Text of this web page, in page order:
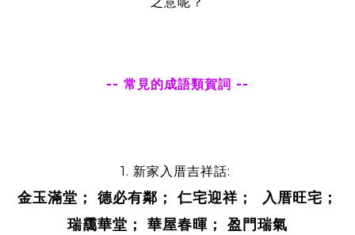
-- 常見的成語類賀詞 --
1. 新家入厝吉祥話:
金玉滿堂； 德必有鄰； 仁宅迎祥； 入厝旺宅；
瑞靄華堂； 華屋春暉； 盈門瑞氣